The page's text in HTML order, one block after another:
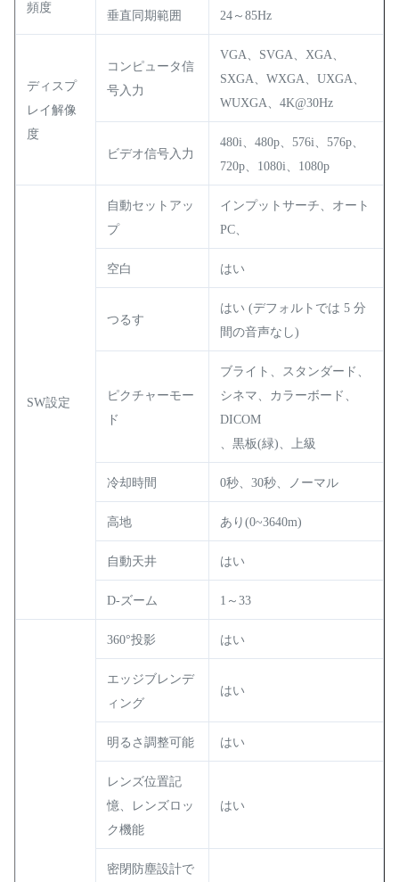
頻度
垂直同期範囲 24～85Hz
ディスプ
レイ解像
度
コンピュータ信
号入力
VGA、SVGA、XGA、
SXGA、WXGA、UXGA、
WUXGA、4K@30Hz
ビデオ信号入力
480i、480p、576i、576p、
720p、1080i、1080p
SW設定
自動セットアッ
プ
インプットサーチ、オート
PC、
空白 はい
つるす
はい (デフォルトでは 5 分
間の音声なし)
ピクチャーモー
ド
ブライト、スタンダード、
シネマ、カラーボード、
DICOM
、黒板(緑)、上級
冷却時間 0秒、30秒、ノーマル
高地 あり(0~3640m)
自動天井 はい
D-ズーム 1～33
360°投影 はい
エッジブレンデ
ィング
はい
明るさ調整可能 はい
レンズ位置記
憶、レンズロッ
ク機能
はい
密閉防塵設計で